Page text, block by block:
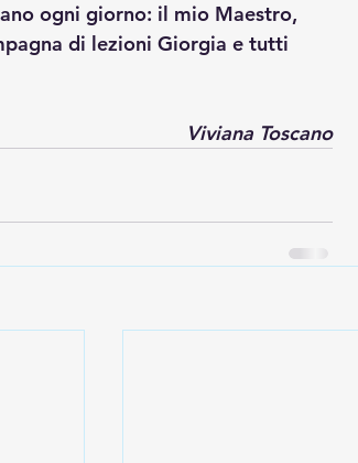
ogni giorno: il mio Maestro,
di lezioni Giorgia e tutti
Viviana Toscano